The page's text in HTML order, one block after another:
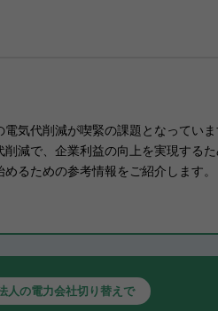
気代削減が喫緊の課題となってい
減で、企業利益の向上を実現する
るための参考情報をご紹介します。
人の電力会社切り替えで